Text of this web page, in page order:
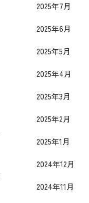
2025年7月
2025年6月
2025年5月
2025年4月
2025年3月
2025年2月
2025年1月
2024年12月
2024年11月